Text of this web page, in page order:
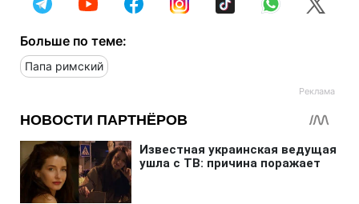
Больше по теме:
Папа римский